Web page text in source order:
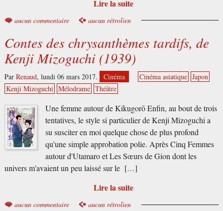
Lire la suite
aucun commentaire aucun rétrolien
Contes des chrysanthèmes tardifs, de
Kenji Mizoguchi (1939)
Par Renaud, lundi 06 mars 2017. Cinéma Cinéma asiatique Japon
Kenji Mizoguchi Mélodrame Théâtre
Une femme autour de Kikugorō Enfin, au bout de trois
tentatives, le style si particulier de Kenji Mizoguchi a
su susciter en moi quelque chose de plus profond
qu'une simple approbation polie. Après Cinq Femmes
autour d'Utamaro et Les Sœurs de Gion dont les
univers m'avaient un peu laissé sur le […]
Lire la suite
aucun commentaire aucun rétrolien